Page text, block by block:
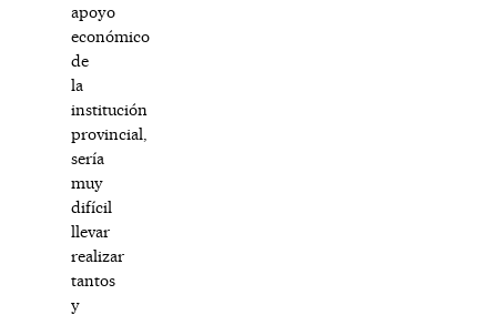
apoyo
económico
de
la
institución
provincial,
sería
muy
difícil
llevar
realizar
tantos
y